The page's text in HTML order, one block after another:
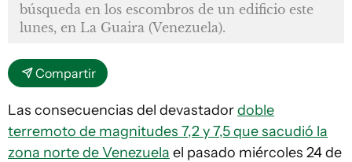
búsqueda en los escombros de un edificio este
lunes, en La Guaira (Venezuela).
Compartir
Las consecuencias del devastadordoble
terremoto de magnitudes 7,2 y 7,5 que sacudió la
zona norte de Venezuela el pasado miércoles 24 de